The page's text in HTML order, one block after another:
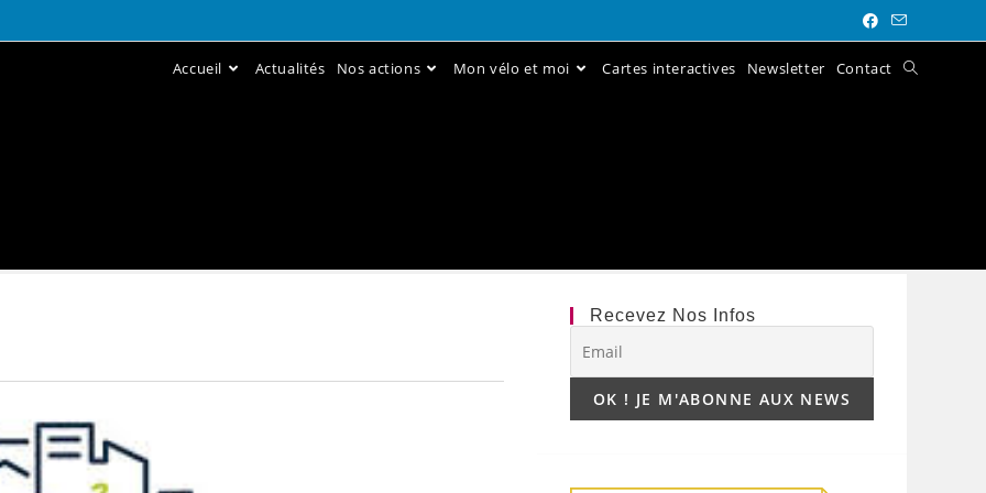
Accueil Actualités Nos actions Mon vélo et moi Cartes interactives Newsletter Contact
Recevez Nos Infos